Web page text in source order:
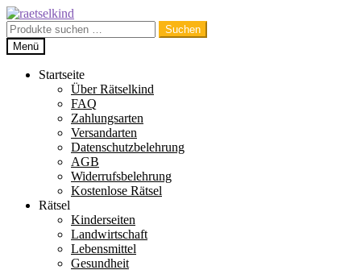
Zur
Navigation
springen
Zum
Inhalt
springen
Suchen
nach:
Suchen
Menü
Startseite
Über Rätselkind
FAQ
Zahlungsarten
Versandarten
Datenschutzbelehrung
AGB
Widerrufsbelehrung
Kostenlose Rätsel
Rätsel
Kinderseiten
Landwirtschaft
Lebensmittel
Gesundheit